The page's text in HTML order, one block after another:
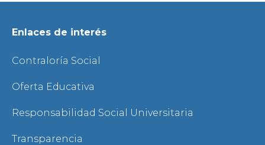
Enlaces de interés
Contraloría Social
Oferta Educativa
Responsabilidad Social Universitaria
Transparencia